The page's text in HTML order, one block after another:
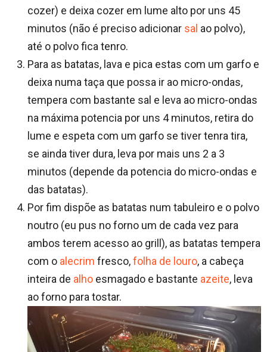
cozer) e deixa cozer em lume alto por uns 45
minutos (não é preciso adicionar sal ao polvo),
até o polvo fica tenro.
Para as batatas, lava e pica estas com um garfo e
deixa numa taça que possa ir ao micro-ondas,
tempera com bastante sal e leva ao micro-ondas
na máxima potencia por uns 4 minutos, retira do
lume e espeta com um garfo se tiver tenra tira,
se ainda tiver dura, leva por mais uns 2 a 3
minutos (depende da potencia do micro-ondas e
das batatas).
Por fim dispõe as batatas num tabuleiro e o polvo
noutro (eu pus no forno um de cada vez para
ambos terem acesso ao grill), as batatas tempera
com o alecrim fresco,folha de louro, a cabeça
inteira de alho esmagado e bastante azeite, leva
ao forno para tostar.